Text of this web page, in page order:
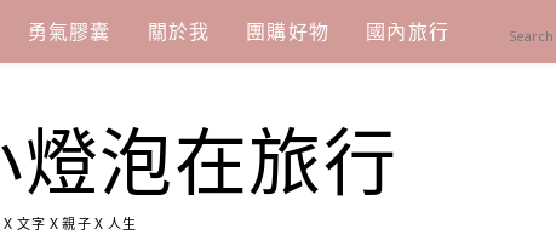
勇氣膠囊 關於我 團購好物 國內旅行
燈泡在旅行
文字Ｘ親子Ｘ人生